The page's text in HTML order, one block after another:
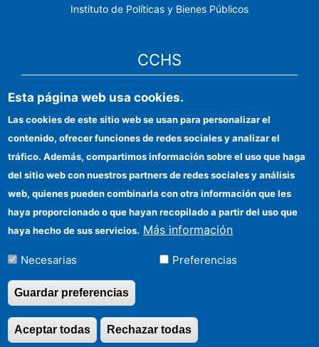
Instituto de Políticas y Bienes Públicos
CCHS
Sede electrónica CSIC
Identidad institucional
Información para proveedores
Ayudas FEDER
Organismos financiadores
Contacto
Cómo llegar
©Copyright 2026 Todos los derechos reservados
Esta página web usa cookies.
Las cookies de este sitio web se usan para personalizar el
contenido, ofrecer funciones de redes sociales y analizar el
tráfico. Además, compartimos información sobre el uso que haga
del sitio web con nuestros partners de redes sociales y análisis
web, quienes pueden combinarla con otra información que les
haya proporcionado o que hayan recopilado a partir del uso que
haya hecho de sus servicios. Más información
Necesarias Preferencias
Guardar preferencias
Rechazar todas
Aceptar todas